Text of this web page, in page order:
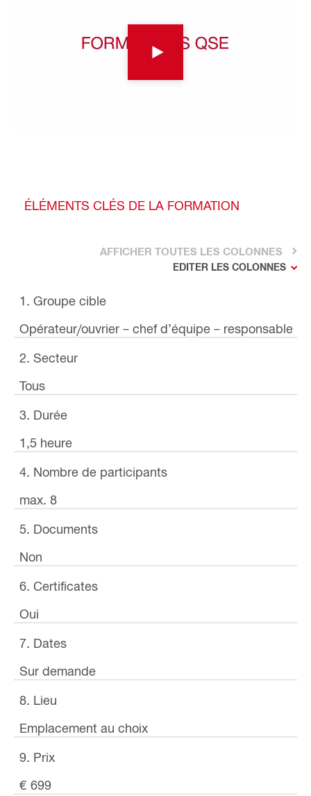
ÉLÉMENTS CLÉS DE LA FORMATION
AFFICHER TOUTES LES COLONNES
EDITER LES COLONNES
1. Groupe cible
Opérateur/ouvrier – chef d’équipe – responsable
2. Secteur
Tous
3. Durée
1,5 heure
4. Nombre de participants
max. 8
5. Documents
Non
6. Certificates
Oui
7. Dates
Sur demande
8. Lieu
Emplacement au choix
9. Prix
€ 699